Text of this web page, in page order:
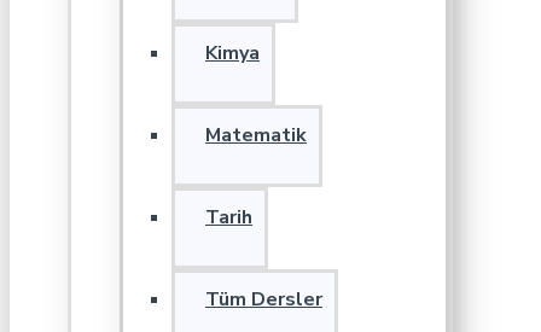
Kimya
Matematik
Tarih
Tüm Dersler